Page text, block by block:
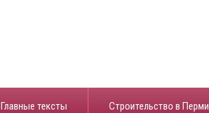
Главные тексты Строительство в Перми